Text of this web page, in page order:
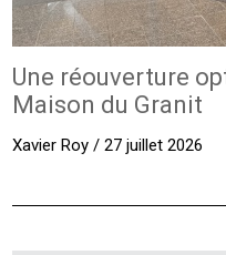
Une réouverture
Maison du Granit
Xavier Roy / 27 juillet 2026